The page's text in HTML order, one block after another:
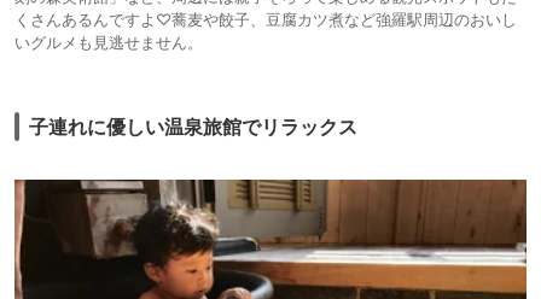
くさんあるんですよ♡蕎麦や餃子、豆腐カツ煮など強羅駅周辺のおいし
いグルメも見逃せません。
子連れに優しい温泉旅館でリラックス